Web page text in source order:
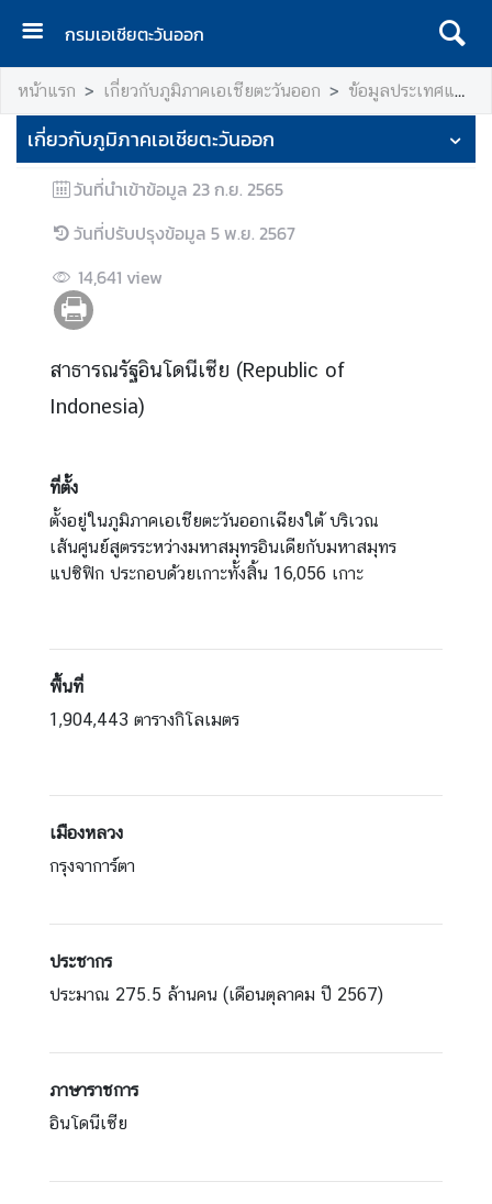
กรมเอเชียตะวันออก
ห
น้
แ
ร
ก
อ
มู
ล
น
ฐ
ห
น่
ว
ย
น
เ
ว
กั
ภู
ภ
า
ค
เ
เ
ชี
ย
หน้าแรก เกี่ยวกับภูมิภาคเอเชียตะวันออก ข้อมูลประเทศและเขตเศรษฐกิจในภูมิภาค
เกี่ยวกับภูมิภาคเอเชียตะวันออก
วันที่นำเข้าข้อมูล 23 ก.ย. 2565
วันที่ปรับปรุงข้อมูล 5 พ.ย. 2567
14,641 view
สาธารณรัฐอินโดนีเซีย (Republic of
Indonesia)
ที่ตั้ง
ตั้งอยู่ในภูมิภาคเอเชียตะวันออกเฉียงใต้ บริเวณ
เส้นศูนย์สูตรระหว่างมหาสมุทรอินเดียกับมหาสมุทร
แปซิฟิก ประกอบด้วยเกาะทั้งสิ้น 16,056 เกาะ
พื้นที่
1,904,443 ตารางกิโลเมตร
เมืองหลวง
กรุงจาการ์ตา
ประชากร
ประมาณ 275.5 ล้านคน (เดือนตุลาคม ปี 2567)
ภาษาราชการ
อินโดนีเซีย